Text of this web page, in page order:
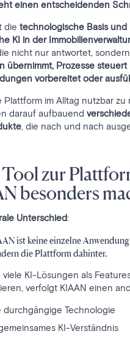
einen entscheidenden
die technologische Basis und
KI in der
nicht nur antwortet, sondern
übernimmt, Prozesse steuert
vorbereitet oder
Plattform im Alltag nutzbar zu
darauf aufbauend
, die nach und nach
zur
besonders
Unterschied:
ist keine einzelne
die Plattform dahinter.
viele KI-Lösungen als
verfolgt KIAAN einen
durchgängige Technologie
KI-Verständnis